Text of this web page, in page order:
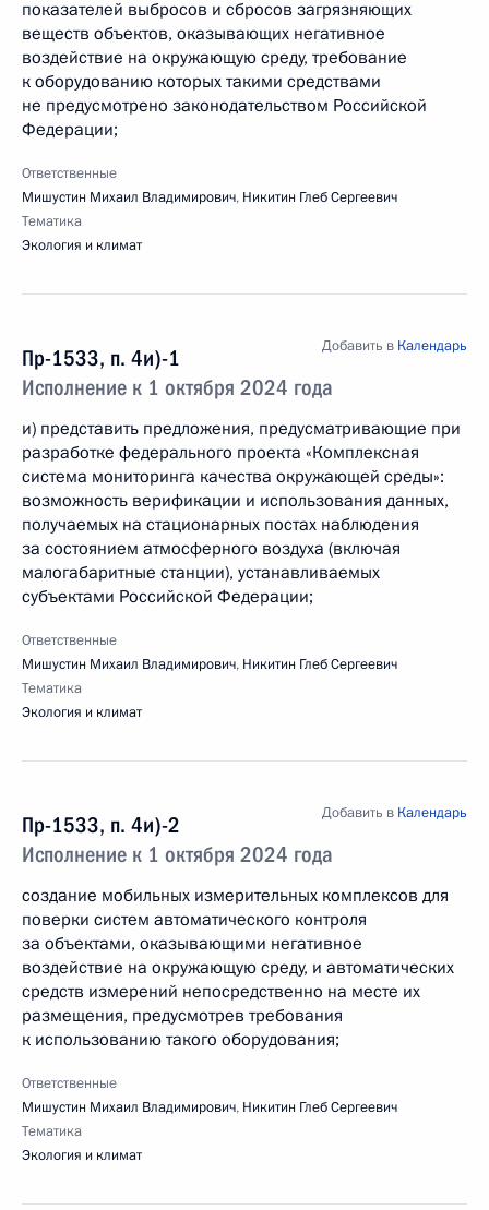
показателей выбросов и сбросов загрязняющих
веществ объектов, оказывающих негативное
воздействие на окружающую среду, требование
к оборудованию которых такими средствами
не предусмотрено законодательством Российской
Федерации;
Ответственные
Мишустин Михаил Владимирович, Никитин Глеб Сергеевич
Тематика
Экология и климат
Пр-1533, п. 4и)-1
Исполнение к 1 октября 2024 года
Добавить в Календарь
и) представить предложения, предусматривающие при
разработке федерального проекта «Комплексная
система мониторинга качества окружающей среды»:
возможность верификации и использования данных,
получаемых на стационарных постах наблюдения
за состоянием атмосферного воздуха (включая
малогабаритные станции), устанавливаемых
субъектами Российской Федерации;
Ответственные
Мишустин Михаил Владимирович, Никитин Глеб Сергеевич
Тематика
Экология и климат
Пр-1533, п. 4и)-2
Исполнение к 1 октября 2024 года
Добавить в Календарь
создание мобильных измерительных комплексов для
поверки систем автоматического контроля
за объектами, оказывающими негативное
воздействие на окружающую среду, и автоматических
средств измерений непосредственно на месте их
размещения, предусмотрев требования
к использованию такого оборудования;
Ответственные
Мишустин Михаил Владимирович, Никитин Глеб Сергеевич
Тематика
Экология и климат